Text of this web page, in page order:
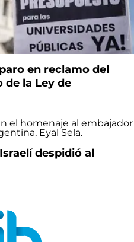
en reclamo del
la Ley de
despidió al